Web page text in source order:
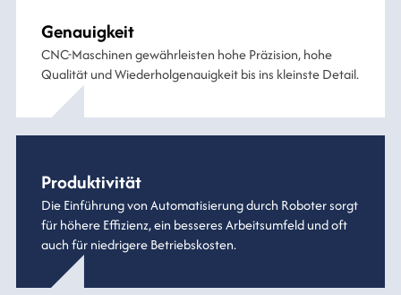
Genauigkeit
CNC-Maschinen gewährleisten hohe Präzision, hohe
Qualität und Wiederholgenauigkeit bis ins kleinste Detail.
Produktivität
Die Einführung von Automatisierung durch Roboter sorgt
für höhere Effizienz, ein besseres Arbeitsumfeld und oft
auch für niedrigere Betriebskosten.